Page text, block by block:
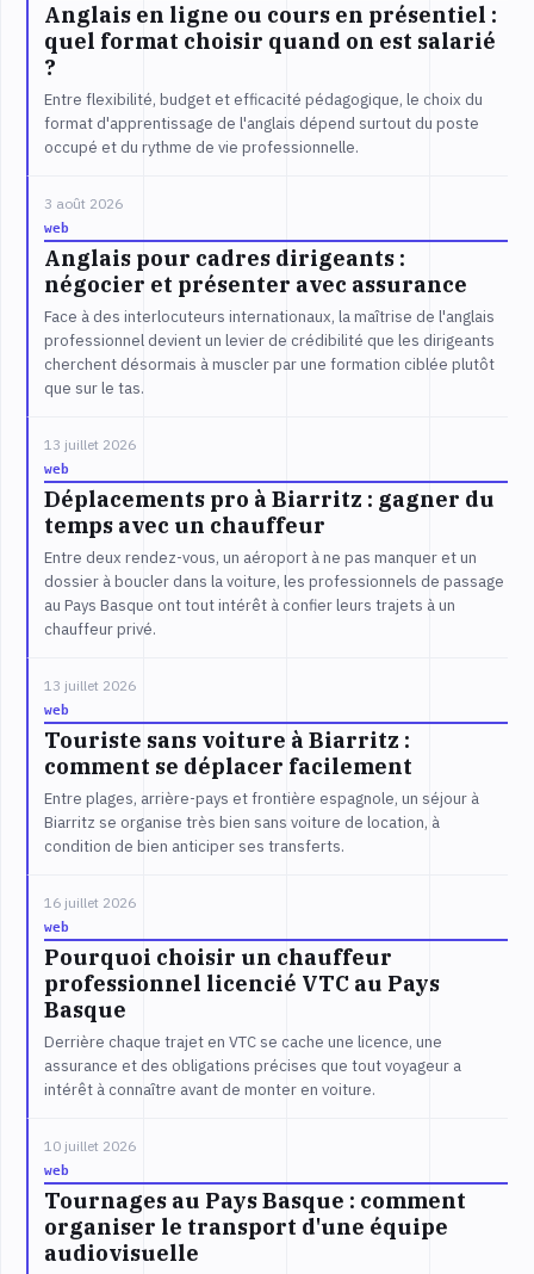
Anglais en ligne ou cours en présentiel :
quel format choisir quand on est salarié
?
Entre flexibilité, budget et efficacité pédagogique, le choix du
format d'apprentissage de l'anglais dépend surtout du poste
occupé et du rythme de vie professionnelle.
3 août 2026
web
Anglais pour cadres dirigeants :
négocier et présenter avec assurance
Face à des interlocuteurs internationaux, la maîtrise de l'anglais
professionnel devient un levier de crédibilité que les dirigeants
cherchent désormais à muscler par une formation ciblée plutôt
que sur le tas.
13 juillet 2026
web
Déplacements pro à Biarritz : gagner du
temps avec un chauffeur
Entre deux rendez-vous, un aéroport à ne pas manquer et un
dossier à boucler dans la voiture, les professionnels de passage
au Pays Basque ont tout intérêt à confier leurs trajets à un
chauffeur privé.
13 juillet 2026
web
Touriste sans voiture à Biarritz :
comment se déplacer facilement
Entre plages, arrière-pays et frontière espagnole, un séjour à
Biarritz se organise très bien sans voiture de location, à
condition de bien anticiper ses transferts.
16 juillet 2026
web
Pourquoi choisir un chauffeur
professionnel licencié VTC au Pays
Basque
Derrière chaque trajet en VTC se cache une licence, une
assurance et des obligations précises que tout voyageur a
intérêt à connaître avant de monter en voiture.
10 juillet 2026
web
Tournages au Pays Basque : comment
organiser le transport d'une équipe
audiovisuelle